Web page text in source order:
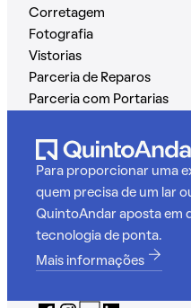
Corretagem
Fotografia
Vistorias
Parceria de Reparos
Parceria com Portarias
Para proporcionar uma
quem precisa de um lar
QuintoAndar aposta em
tecnologia de ponta.
Mais informações